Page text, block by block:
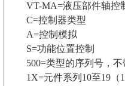
VT-MA=液压部件轴控
C=控制器类型
A=控制模拟
S=功能位置控制
500=类型的序列号，
1X=元件系列10至19（